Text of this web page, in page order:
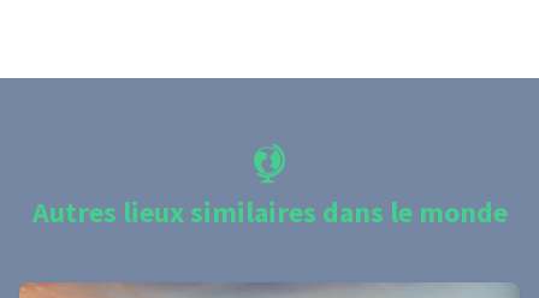
Autres lieux similaires dans le monde